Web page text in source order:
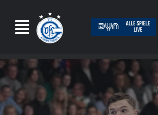
Inhalt
springen